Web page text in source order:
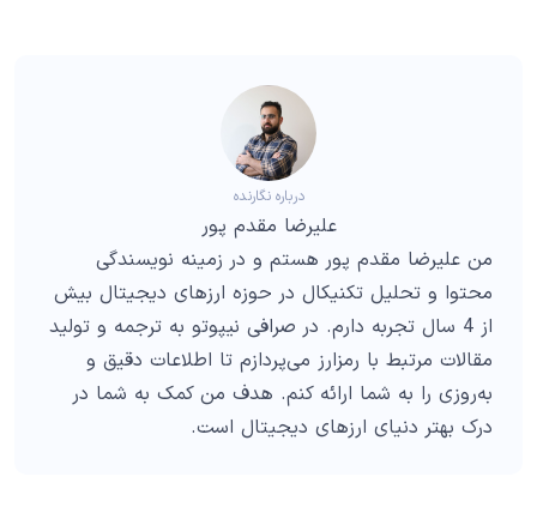
درباره نگارنده
علیرضا مقدم پور
من علیرضا مقدم پور هستم و در زمینه نویسندگی
محتوا و تحلیل تکنیکال در حوزه ارزهای دیجیتال بیش
از 4 سال تجربه دارم. در صرافی نیپوتو به ترجمه و تولید
مقالات مرتبط با رمزارز می‌پردازم تا اطلاعات دقیق و
به‌روزی را به شما ارائه کنم. هدف من کمک به شما در
درک بهتر دنیای ارزهای دیجیتال است.